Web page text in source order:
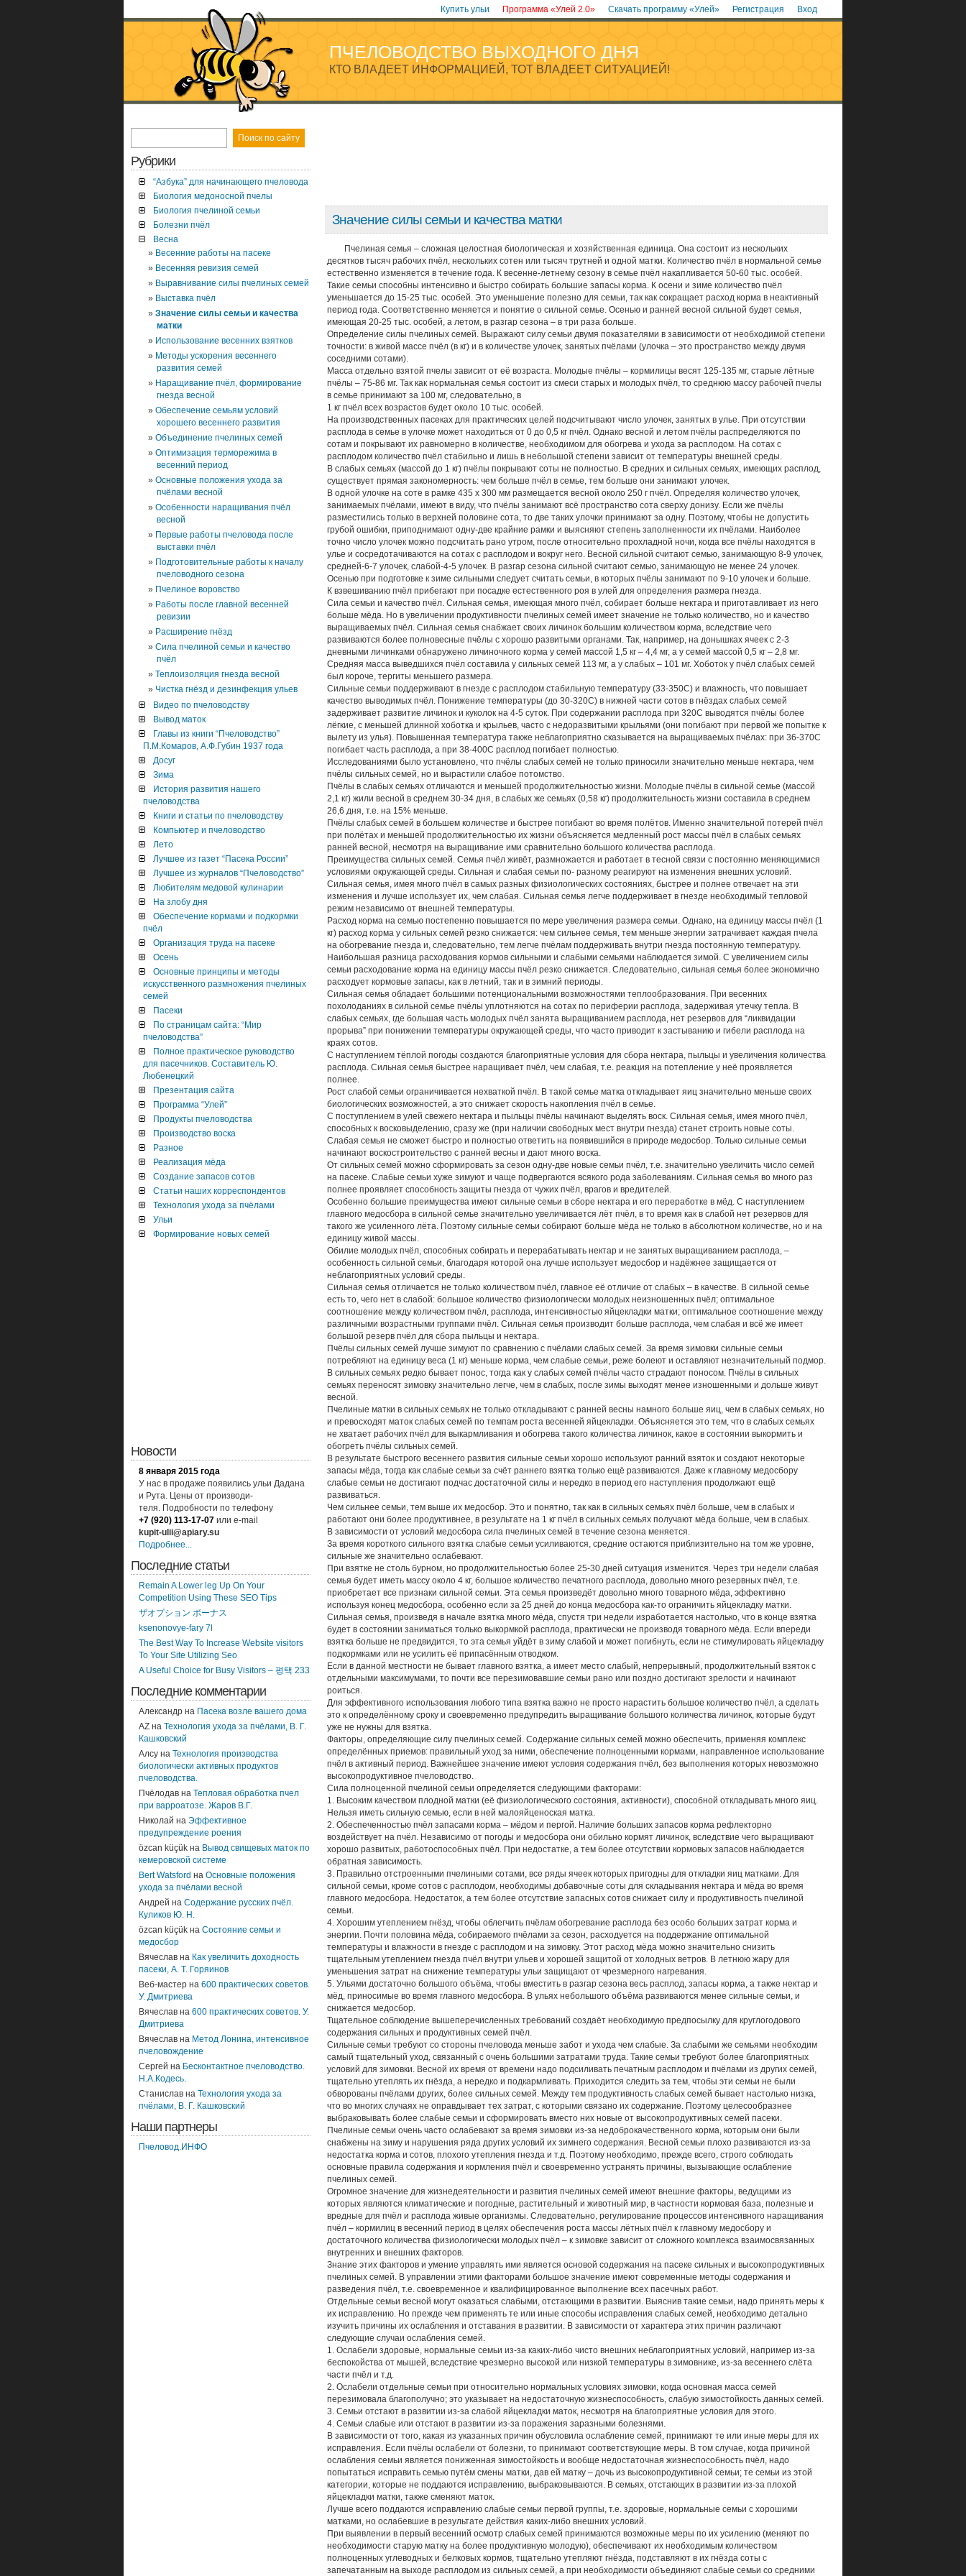
Купить ульи Программа «Улей 2.0» Скачать программу «Улей» Регистрация Вход
ПЧЕЛОВОДСТВО ВЫХОДНОГО ДНЯ
КТО ВЛАДЕЕТ ИНФОРМАЦИЕЙ, ТОТ ВЛАДЕЕТ СИТУАЦИЕЙ!
Значение силы семьи и качества матки
Пчелиная семья – сложная целостная биологическая и хозяйственная единица. Она состоит из нескольких
десятков тысяч рабочих пчёл, нескольких сотен или тысяч трутней и одной матки. Количество пчёл в нормальной семье
естественно изменяется в течение года. К весенне-летнему сезону в семье пчёл накапливается 50-60 тыс. особей.
Такие семьи способны интенсивно и быстро собирать большие запасы корма. К осени и зиме количество пчёл
уменьшается до 15-25 тыс. особей. Это уменьшение полезно для семьи, так как сокращает расход корма в неактивный
период года. Соответственно меняется и понятие о сильной семье. Осенью и ранней весной сильной будет семья,
имеющая 20-25 тыс. особей, а летом, в разгар сезона – в три раза больше.
Определение силы пчелиных семей. Выражают силу семьи двумя показателями в зависимости от необходимой степени
точности: в живой массе пчёл (в кг) и в количестве улочек, занятых пчёлами (улочка – это пространство между двумя
соседними сотами).
Масса отдельно взятой пчелы зависит от её возраста. Молодые пчёлы – кормилицы весят 125-135 мг, старые лётные
пчёлы – 75-86 мг. Так как нормальная семья состоит из смеси старых и молодых пчёл, то среднюю массу рабочей пчелы
в семье принимают за 100 мг, следовательно, в
1 кг пчёл всех возрастов будет около 10 тыс. особей.
На производственных пасеках для практических целей подсчитывают число улочек, занятых в улье. При отсутствии
расплода в семье в улочке может находиться от 0 до 0,5 кг пчёл. Однако весной и летом пчёлы распределяются по
сотам и покрывают их равномерно в количестве, необходимом для обогрева и ухода за расплодом. На сотах с
расплодом количество пчёл стабильно и лишь в небольшой степени зависит от температуры внешней среды.
В слабых семьях (массой до 1 кг) пчёлы покрывают соты не полностью. В средних и сильных семьях, имеющих расплод,
существует прямая закономерность: чем больше пчёл в семье, тем больше они занимают улочек.
В одной улочке на соте в рамке 435 х 300 мм размещается весной около 250 г пчёл. Определяя количество улочек,
занимаемых пчёлами, имеют в виду, что пчёлы занимают всё пространство сота сверху донизу. Если же пчёлы
разместились только в верхней половине сота, то две таких улочки принимают за одну. Поэтому, чтобы не допустить
грубой ошибки, приподнимают одну-две крайние рамки и выясняют степень заполненности их пчёлами. Наиболее
точно число улочек можно подсчитать рано утром, после относительно прохладной ночи, когда все пчёлы находятся в
улье и сосредотачиваются на сотах с расплодом и вокруг него. Весной сильной считают семью, занимающую 8-9 улочек,
средней-6-7 улочек, слабой-4-5 улочек. В разгар сезона сильной считают семью, занимающую не менее 24 улочек.
Осенью при подготовке к зиме сильными следует считать семьи, в которых пчёлы занимают по 9-10 улочек и больше.
К взвешиванию пчёл прибегают при посадке естественного роя в улей для определения размера гнезда.
Сила семьи и качество пчёл. Сильная семья, имеющая много пчёл, собирает больше нектара и приготавливает из него
больше мёда. Но в увеличении продуктивности пчелиных семей имеет значение не только количество, но и качество
выращиваемых пчёл. Сильная семья снабжает своих личинок большим количеством корма, вследствие чего
развиваются более полновесные пчёлы с хорошо развитыми органами. Так, например, на донышках ячеек с 2-3
дневными личинками обнаружено личиночного корма у семей массой 1,5 кг – 4,4 мг, а у семей массой 0,5 кг – 2,8 мг.
Средняя масса выведшихся пчёл составила у сильных семей 113 мг, а у слабых – 101 мг. Хоботок у пчёл слабых семей
был короче, тергиты меньшего размера.
Сильные семьи поддерживают в гнезде с расплодом стабильную температуру (33-350С) и влажность, что повышает
качество выводимых пчёл. Понижение температуры (до 30-320С) в нижней части сотов в гнёздах слабых семей
задерживает развитие личинок и куколок на 4-5 суток. При содержании расплода при 320С выводятся пчёлы более
лёгкие, с меньшей длинной хоботка и крыльев, часто с недоразвитыми крыльями (они погибают при первой же попытке к
вылету из улья). Повышенная температура также неблагоприятно сказывается на выращиваемых пчёлах: при 36-370С
погибает часть расплода, а при 38-400С расплод погибает полностью.
Исследованиями было установлено, что пчёлы слабых семей не только приносили значительно меньше нектара, чем
пчёлы сильных семей, но и вырастили слабое потомство.
Пчёлы в слабых семьях отличаются и меньшей продолжительностью жизни. Молодые пчёлы в сильной семье (массой
2,1 кг) жили весной в среднем 30-34 дня, в слабых же семьях (0,58 кг) продолжительность жизни составила в среднем
26,6 дня, т.е. на 15% меньше.
Пчёлы слабых семей в большем количестве и быстрее погибают во время полётов. Именно значительной потерей пчёл
при полётах и меньшей продолжительностью их жизни объясняется медленный рост массы пчёл в слабых семьях
ранней весной, несмотря на выращивание ими сравнительно большого количества расплода.
Преимущества сильных семей. Семья пчёл живёт, размножается и работает в тесной связи с постоянно меняющимися
условиями окружающей среды. Сильная и слабая семьи по- разному реагируют на изменения внешних условий.
Сильная семья, имея много пчёл в самых разных физиологических состояниях, быстрее и полнее отвечает на эти
изменения и лучше использует их, чем слабая. Сильная семья легче поддерживает в гнезде необходимый тепловой
режим независимо от внешней температуры.
Расход корма на семью постепенно повышается по мере увеличения размера семьи. Однако, на единицу массы пчёл (1
кг) расход корма у сильных семей резко снижается: чем сильнее семья, тем меньше энергии затрачивает каждая пчела
на обогревание гнезда и, следовательно, тем легче пчёлам поддерживать внутри гнезда постоянную температуру.
Наибольшая разница расходования кормов сильными и слабыми семьями наблюдается зимой. С увеличением силы
семьи расходование корма на единицу массы пчёл резко снижается. Следовательно, сильная семья более экономично
расходует кормовые запасы, как в летний, так и в зимний периоды.
Сильная семья обладает большими потенциональными возможностями теплообразования. При весенних
похолоданиях в сильной семье пчёлы уплотняются на сотах по периферии расплода, задерживая утечку тепла. В
слабых семьях, где большая часть молодых пчёл занята выращиванием расплода, нет резервов для “ликвидации
прорыва” при понижении температуры окружающей среды, что часто приводит к застыванию и гибели расплода на
краях сотов.
С наступлением тёплой погоды создаются благоприятные условия для сбора нектара, пыльцы и увеличения количества
расплода. Сильная семья быстрее наращивает пчёл, чем слабая, т.е. реакция на потепление у неё проявляется
полнее.
Рост слабой семьи ограничивается нехваткой пчёл. В такой семье матка откладывает яиц значительно меньше своих
биологических возможностей, а это снижает скорость накопления пчёл в семье.
С поступлением в улей свежего нектара и пыльцы пчёлы начинают выделять воск. Сильная семья, имея много пчёл,
способных к восковыделению, сразу же (при наличии свободных мест внутри гнезда) станет строить новые соты.
Слабая семья не сможет быстро и полностью ответить на появившийся в природе медосбор. Только сильные семьи
начинают воскостроительство с ранней весны и дают много воска.
От сильных семей можно сформировать за сезон одну-две новые семьи пчёл, т.е. значительно увеличить число семей
на пасеке. Слабые семьи хуже зимуют и чаще подвергаются всякого рода заболеваниям. Сильная семья во много раз
полнее проявляет способность защиты гнезда от чужих пчёл, врагов и вредителей.
Особенно большие преимущества имеют сильные семьи в сборе нектара и его переработке в мёд. С наступлением
главного медосбора в сильной семье значительно увеличивается лёт пчёл, в то время как в слабой нет резервов для
такого же усиленного лёта. Поэтому сильные семьи собирают больше мёда не только в абсолютном количестве, но и на
единицу живой массы.
Обилие молодых пчёл, способных собирать и перерабатывать нектар и не занятых выращиванием расплода, –
особенность сильной семьи, благодаря которой она лучше использует медосбор и надёжнее защищается от
неблагоприятных условий среды.
Сильная семья отличается не только количеством пчёл, главное её отличие от слабых – в качестве. В сильной семье
есть то, чего нет в слабой: большое количество физиологически молодых неизношенных пчёл; оптимальное
соотношение между количеством пчёл, расплода, интенсивностью яйцекладки матки; оптимальное соотношение между
различными возрастными группами пчёл. Сильная семья производит больше расплода, чем слабая и всё же имеет
большой резерв пчёл для сбора пыльцы и нектара.
Пчёлы сильных семей лучше зимуют по сравнению с пчёлами слабых семей. За время зимовки сильные семьи
потребляют на единицу веса (1 кг) меньше корма, чем слабые семьи, реже болеют и оставляют незначительный подмор.
В сильных семьях редко бывает понос, тогда как у слабых семей пчёлы часто страдают поносом. Пчёлы в сильных
семьях переносят зимовку значительно легче, чем в слабых, после зимы выходят менее изношенными и дольше живут
весной.
Пчелиные матки в сильных семьях не только откладывают с ранней весны намного больше яиц, чем в слабых семьях, но
и превосходят маток слабых семей по темпам роста весенней яйцекладки. Объясняется это тем, что в слабых семьях
не хватает рабочих пчёл для выкармливания и обогрева такого количества личинок, какое в состоянии выкормить и
обогреть пчёлы сильных семей.
В результате быстрого весеннего развития сильные семьи хорошо используют ранний взяток и создают некоторые
запасы мёда, тогда как слабые семьи за счёт раннего взятка только ещё развиваются. Даже к главному медосбору
слабые семьи не достигают подчас достаточной силы и нередко в период его наступления продолжают ещё
развиваться.
Чем сильнее семьи, тем выше их медосбор. Это и понятно, так как в сильных семьях пчёл больше, чем в слабых и
работают они более продуктивнее, в результате на 1 кг пчёл в сильных семьях получают мёда больше, чем в слабых.
В зависимости от условий медосбора сила пчелиных семей в течение сезона меняется.
За время короткого сильного взятка слабые семьи усиливаются, средние остаются приблизительно на том же уровне,
сильные же значительно ослабевают.
При взятке не столь бурном, но продолжительностью более 25-30 дней ситуация изменится. Через три недели слабая
семья будет иметь массу около 4 кг, большое количество печатного расплода, довольно много резервных пчёл, т.е.
приобретает все признаки сильной семьи. Эта семья произведёт довольно много товарного мёда, эффективно
используя конец медосбора, особенно если за 25 дней до конца медосбора как-то ограничить яйцекладку матки.
Сильная семья, произведя в начале взятка много мёда, спустя три недели изработается настолько, что в конце взятка
будет в состоянии заниматься только выкормкой расплода, практически не производя товарного мёда. Если впереди
взятка больше не предвидится, то эта семья уйдёт в зиму слабой и может погибнуть, если не стимулировать яйцекладку
подкормками или не усилить её припасённым отводком.
Если в данной местности не бывает главного взятка, а имеет место слабый, непрерывный, продолжительный взяток с
отдельными максимумами, то почти все перезимовавшие семьи рано или поздно достигают зрелости и начинают
роиться.
Для эффективного использования любого типа взятка важно не просто нарастить большое количество пчёл, а сделать
это к определённому сроку и своевременно предупредить выращивание большого количества личинок, которые будут
уже не нужны для взятка.
Факторы, определяющие силу пчелиных семей. Содержание сильных семей можно обеспечить, применяя комплекс
определённых приемов: правильный уход за ними, обеспечение полноценными кормами, направленное использование
пчёл в активный период. Важнейшее значение имеют условия содержания пчёл, без выполнения которых невозможно
высокопродуктивное пчеловодство.
Сила полноценной пчелиной семьи определяется следующими факторами:
1. Высоким качеством плодной матки (её физиологического состояния, активности), способной откладывать много яиц.
Нельзя иметь сильную семью, если в ней малояйценоская матка.
2. Обеспеченностью пчёл запасами корма – мёдом и пергой. Наличие больших запасов корма рефлекторно
воздействует на пчёл. Независимо от погоды и медосбора они обильно кормят личинок, вследствие чего выращивают
хорошо развитых, работоспособных пчёл. При недостатке, а тем более отсутствии кормовых запасов наблюдается
обратная зависимость.
3. Правильно отстроенными пчелиными сотами, все ряды ячеек которых пригодны для откладки яиц матками. Для
сильной семьи, кроме сотов с расплодом, необходимы добавочные соты для складывания нектара и мёда во время
главного медосбора. Недостаток, а тем более отсутствие запасных сотов снижает силу и продуктивность пчелиной
семьи.
4. Хорошим утеплением гнёзд, чтобы облегчить пчёлам обогревание расплода без особо больших затрат корма и
энергии. Почти половина мёда, собираемого пчёлами за сезон, расходуется на поддержание оптимальной
температуры и влажности в гнезде с расплодом и на зимовку. Этот расход мёда можно значительно снизить
тщательным утеплением гнезда пчёл внутри ульев и хорошей защитой от холодных ветров. В летнюю жару для
уменьшения затрат на снижение температуры ульи защищают от чрезмерного нагревания.
5. Ульями достаточно большого объёма, чтобы вместить в разгар сезона весь расплод, запасы корма, а также нектар и
мёд, приносимые во время главного медосбора. В ульях небольшого объёма развиваются менее сильные семьи, и
снижается медосбор.
Тщательное соблюдение вышеперечисленных требований создаёт необходимую предпосылку для круглогодового
содержания сильных и продуктивных семей пчёл.
Сильные семьи требуют со стороны пчеловода меньше забот и ухода чем слабые. За слабыми же семьями необходим
самый тщательный уход, связанный с очень большими затратами труда. Такие семьи требуют более благоприятных
условий для зимовки. Весной их время от времени надо подсиливать печатным расплодом и пчёлами из других семей,
тщательно утеплять их гнёзда, а нередко и подкармливать. Приходится следить за тем, чтобы эти семьи не были
обворованы пчёлами других, более сильных семей. Между тем продуктивность слабых семей бывает настолько низка,
что во многих случаях не оправдывает тех затрат, с которыми связано их содержание. Поэтому целесообразнее
выбраковывать более слабые семьи и сформировать вместо них новые от высокопродуктивных семей пасеки.
Пчелиные семьи очень часто ослабевают за время зимовки из-за недоброкачественного корма, которым они были
снабжены на зиму и нарушения ряда других условий их зимнего содержания. Весной семьи плохо развиваются из-за
недостатка корма и сотов, плохого утепления гнезда и т.д. Поэтому необходимо, прежде всего, строго соблюдать
основные правила содержания и кормления пчёл и своевременно устранять причины, вызывающие ослабление
пчелиных семей.
Огромное значение для жизнедеятельности и развития пчелиных семей имеют внешние факторы, ведущими из
которых являются климатические и погодные, растительный и животный мир, в частности кормовая база, полезные и
вредные для пчёл и расплода живые организмы. Следовательно, регулирование процессов интенсивного наращивания
пчёл – кормилиц в весенний период в целях обеспечения роста массы лётных пчёл к главному медосбору и
достаточного количества физиологически молодых пчёл – к зимовке зависит от сложного комплекса взаимосвязанных
внутренних и внешних факторов.
Знание этих факторов и умение управлять ими является основой содержания на пасеке сильных и высокопродуктивных
пчелиных семей. В управлении этими факторами большое значение имеют современные методы содержания и
разведения пчёл, т.е. своевременное и квалифицированное выполнение всех пасечных работ.
Отдельные семьи весной могут оказаться слабыми, отстающими в развитии. Выяснив такие семьи, надо принять меры к
их исправлению. Но прежде чем применять те или иные способы исправления слабых семей, необходимо детально
изучить причины их ослабления и отставания в развитии. В зависимости от характера этих причин различают
следующие случаи ослабления семей.
1. Ослабели здоровые, нормальные семьи из-за каких-либо чисто внешних неблагоприятных условий, например из-за
беспокойства от мышей, вследствие чрезмерно высокой или низкой температуры в зимовнике, из-за весеннего слёта
части пчёл и т.д.
2. Ослабели отдельные семьи при относительно нормальных условиях зимовки, когда основная масса семей
перезимовала благополучно; это указывает на недостаточную жизнеспособность, слабую зимостойкость данных семей.
3. Семьи отстают в развитии из-за слабой яйцекладки маток, несмотря на благоприятные условия для этого.
4. Семьи слабые или отстают в развитии из-за поражения заразными болезнями.
В зависимости от того, какая из указанных причин обусловила ослабление семей, принимают те или иные меры для их
исправления. Если пчёлы ослабели от болезни, то принимают соответствующие меры. В том случае, когда причиной
ослабления семьи является пониженная зимостойкость и вообще недостаточная жизнеспособность пчёл, надо
попытаться исправить семью путём смены матки, дав ей матку – дочь из высокопродуктивной семьи; те семьи из этой
категории, которые не поддаются исправлению, выбраковываются. В семьях, отстающих в развитии из-за плохой
яйцекладки матки, также сменяют маток.
Лучше всего поддаются исправлению слабые семьи первой группы, т.е. здоровые, нормальные семьи с хорошими
матками, но ослабевшие в результате действия каких-либо внешних условий.
При выявлении в первый весенний осмотр слабых семей принимаются возможные меры по их усилению (меняют по
необходимости старую матку на более продуктивную молодую), обеспечивают их необходимым количеством
полноценных углеводных и белковых кормов, тщательно утепляют гнёзда, подставляют в их гнёзда соты с
запечатанным на выходе расплодом из сильных семей, а при необходимости объединяют слабые семьи со средними
Рубрики
“Азбука” для начинающего пчеловода
Биология медоносной пчелы
Биология пчелиной семьи
Болезни пчёл
Весна
Весенние работы на пасеке
Весенняя ревизия семей
Выравнивание силы пчелиных семей
Выставка пчёл
Значение силы семьи и качества
матки
Использование весенних взятков
Методы ускорения весеннего
развития семей
Наращивание пчёл, формирование
гнезда весной
Обеспечение семьям условий
хорошего весеннего развития
Объединение пчелиных семей
Оптимизация терморежима в
весенний период
Основные положения ухода за
пчёлами весной
Особенности наращивания пчёл
весной
Первые работы пчеловода после
выставки пчёл
Подготовительные работы к началу
пчеловодного сезона
Пчелиное воровство
Работы после главной весенней
ревизии
Расширение гнёзд
Сила пчелиной семьи и качество
пчёл
Теплоизоляция гнезда весной
Чистка гнёзд и дезинфекция ульев
Видео по пчеловодству
Вывод маток
Главы из книги “Пчеловодство”
П.М.Комаров, А.Ф.Губин 1937 года
Досуг
Зима
История развития нашего
пчеловодства
Книги и статьи по пчеловодству
Компьютер и пчеловодство
Лето
Лучшее из газет “Пасека России”
Лучшее из журналов “Пчеловодство”
Любителям медовой кулинарии
На злобу дня
Обеспечение кормами и подкормки
пчёл
Организация труда на пасеке
Осень
Основные принципы и методы
искусственного размножения пчелиных
семей
Пасеки
По страницам сайта: “Мир
пчеловодства”
Полное практическое руководство
для пасечников. Составитель Ю.
Любенецкий
Презентация сайта
Программа “Улей”
Продукты пчеловодства
Производство воска
Разное
Реализация мёда
Создание запасов сотов
Статьи наших корреспондентов
Технология ухода за пчёлами
Ульи
Формирование новых семей
Новости
8 января 2015 года
У нас в продаже появились ульи Дадана
и Рута. Цены от производи-
теля. Подробности по телефону
+7 (920) 113-17-07 или e-mail
kupit-ulii@apiary.su
Подробнее...
Последние статьи
Remain A Lower leg Up On Your
Competition Using These SEO Tips
ザオプション ボーナス
ksenonovye-fary 7l
The Best Way To Increase Website visitors
To Your Site Utilizing Seo
A Useful Choice for Busy Visitors – 평택 233
Последние комментарии
Александр на Пасека возле вашего дома
AZ на Технология ухода за пчёлами, В. Г.
Кашковский
Алсу на Технология производства
биологически активных продуктов
пчеловодства.
Пчёлодав на Тепловая обработка пчел
при варроатозе. Жаров В.Г.
Николай на Эффективное
предупреждение роения
özcan küçük на Вывод свищевых маток по
кемеровской системе
Bert Watsford на Основные положения
ухода за пчёлами весной
Андрей на Содержание русских пчёл.
Куликов Ю. Н.
özcan küçük на Состояние семьи и
медосбор
Вячеслав на Как увеличить доходность
пасеки, А. Т. Горяинов
Веб-мастер на 600 практических советов.
У. Дмитриева
Вячеслав на 600 практических советов. У.
Дмитриева
Вячеслав на Метод Лонина, интенсивное
пчеловождение
Сергей на Бесконтактное пчеловодство.
Н.А.Кодесь.
Станислав на Технология ухода за
пчёлами, В. Г. Кашковский
Наши партнеры
Пчеловод.ИНФО